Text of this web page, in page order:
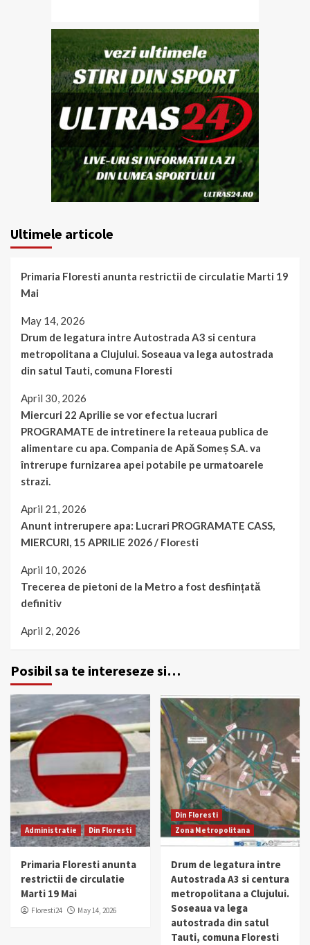
Ultimele articole
Primaria Floresti anunta restrictii de circulatie Marti 19
Mai
May 14, 2026
Drum de legatura intre Autostrada A3 si centura
metropolitana a Clujului. Soseaua va lega autostrada
din satul Tauti, comuna Floresti
April 30, 2026
Miercuri 22 Aprilie se vor efectua lucrari
PROGRAMATE de intretinere la reteaua publica de
alimentare cu apa. Compania de Apă Someș S.A. va
întrerupe furnizarea apei potabile pe urmatoarele
strazi.
April 21, 2026
Anunt intrerupere apa: Lucrari PROGRAMATE CASS,
MIERCURI, 15 APRILIE 2026 / Floresti
April 10, 2026
Trecerea de pietoni de la Metro a fost desființată
definitiv
April 2, 2026
Posibil sa te intereseze si…
Administratie Din Floresti
Primaria Floresti anunta
restrictii de circulatie
Marti 19 Mai
Floresti24 May 14, 2026
Din Floresti
Zona Metropolitana
Drum de legatura intre
Autostrada A3 si centura
metropolitana a Clujului.
Soseaua va lega
autostrada din satul
Tauti, comuna Floresti